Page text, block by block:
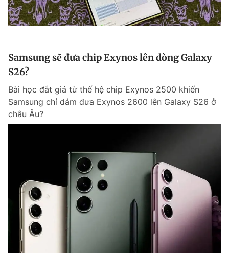
Samsung sẽ đưa chip Exynos lên dòng Galaxy
S26?
Bài học đắt giá từ thế hệ chip Exynos 2500 khiến
Samsung chỉ dám đưa Exynos 2600 lên Galaxy S26 ở
châu Âu?